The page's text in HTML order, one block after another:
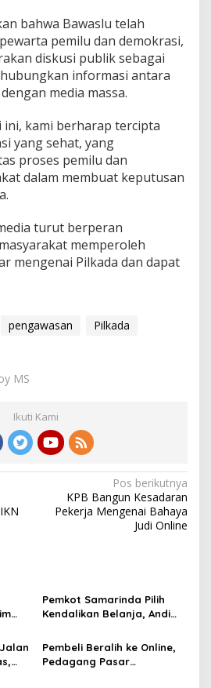
bahwa Bawaslu telah
pemilu dan demokrasi,
diskusi publik sebagai
informasi antara
media massa.
ini, kami berharap tercipta
yang sehat, yang
proses pemilu dan
dalam membuat keputusan
turut berperan
memperoleh
mengenai Pilkada dan dapat
pengawasan
Pilkada
MS
Ikuti Kami
Pos berikutnya
KPB Bangun Kesadaran
Pekerja Mengenai Bahaya
Judi Online
Pemkot Samarinda Pilih
Kendalikan Belanja, Andi
Penting daripada Berutang
Pembeli Beralih ke Online,
Pedagang Pasar